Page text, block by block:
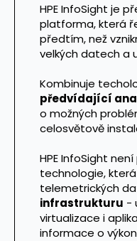
HPE InfoSight je
platforma, která
předtím, než
velkých datech a
Kombinuje
předvídající
o možných
celosvětově
HPE InfoSight
technologie,
telemetrických
infrastrukturu -
virtualizace i
informace o